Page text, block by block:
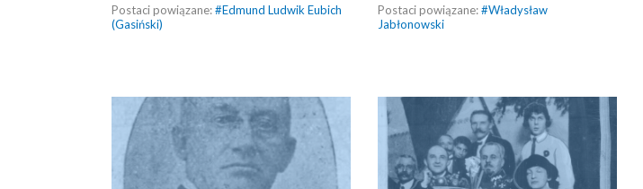
Postaci powiązane:#Edmund Ludwik Eubich
(Gasiński)
Postaci powiązane:#Władysław
Jabłonowski